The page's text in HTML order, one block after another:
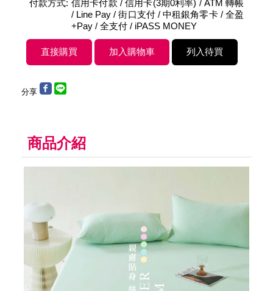
付款方式: 信用卡付款 / 信用卡(3期0利率) / ATM 轉帳
/ Line Pay / 街口支付 / 中租銀角零卡 / 全盈
+Pay / 全支付 / iPASS MONEY
分享
商品介紹